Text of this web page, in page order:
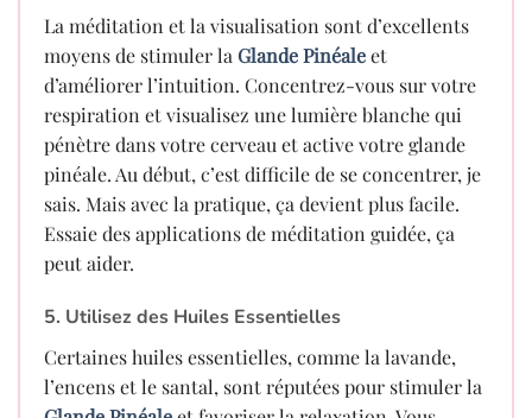
La méditation et la visualisation sont d’excellents
moyens de stimuler la Glande Pinéaleet
d’améliorer l’intuition. Concentrez-vous sur votre
respiration et visualisez une lumière blanche qui
pénètre dans votre cerveau et active votre glande
pinéale. Au début, c’est difficile de se concentrer, je
sais. Mais avec la pratique, ça devient plus facile.
Essaie des applications de méditation guidée, ça
peut aider.
5. Utilisez des Huiles Essentielles
Certaines huiles essentielles, comme la lavande,
l’encens et le santal, sont réputées pour stimuler la